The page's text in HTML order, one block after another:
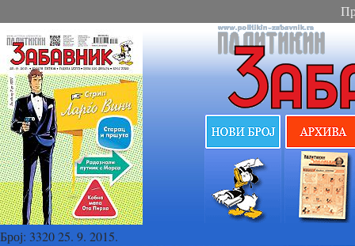
Број: 3320 25. 9. 2015.